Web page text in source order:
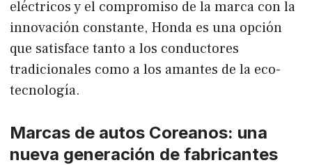
eléctricos y el compromiso de la marca con la
innovación constante, Honda es una opción
que satisface tanto a los conductores
tradicionales como a los amantes de la eco-
tecnología.
Marcas de autos Coreanos: una
nueva generación de fabricantes